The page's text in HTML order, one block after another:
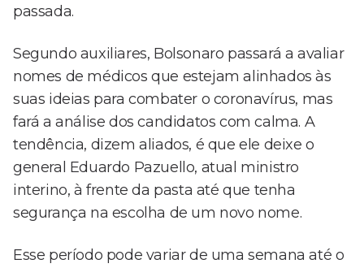
passada.
Segundo auxiliares, Bolsonaro passará a avaliar
nomes de médicos que estejam alinhados às
suas ideias para combater o coronavírus, mas
fará a análise dos candidatos com calma. A
tendência, dizem aliados, é que ele deixe o
general Eduardo Pazuello, atual ministro
interino, à frente da pasta até que tenha
segurança na escolha de um novo nome.
Esse período pode variar de uma semana até o